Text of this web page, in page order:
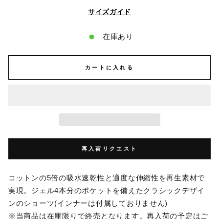
サイズガイド
在庫あり
カートに入れる
再入荷リクエスト
コットンの5倍の吸水速乾性と適度な伸縮性を再生素材で
実現。ジェル4本分のポケットを備えたクラシックデザイ
ンのショーツ(インナーは付属しておりません)
※当商品は在庫限りで終売となります。再入荷の予定はご